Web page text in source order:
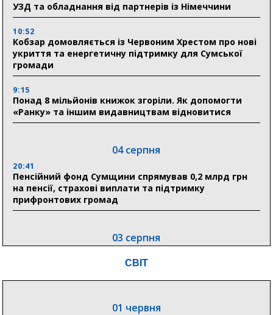
УЗД та обладнання від партнерів із Німеччини
10:52
Кобзар домовляється із Червоним Хрестом про нові
укриття та енергетичну підтримку для Сумської
громади
9:15
Понад 8 мільйонів книжок згоріли. Як допомогти
«Ранку» та іншим видавництвам відновитися
04 серпня
20:41
Пенсійний фонд Сумщини спрямував 0,2 млрд грн
на пенсії, страхові виплати та підтримку
прифронтових громад
03 серпня
Романько розширює програму відпочинку дітей із
СВІТ
01 червня